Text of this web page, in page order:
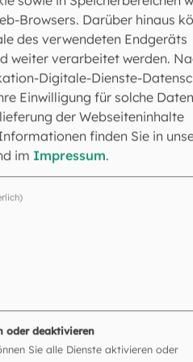
kostenfreien offenen NFP-
Dienstag des Monats von
auch ganz spontan
Fragen.
Natürliche
Browsers. Darüber hinaus
des verwendeten Endgeräts
weiter verarbeitet werden.
Digitale-Dienste-
Einwilligung für solche
der Webseiteninhalte
finden Sie in
im Impressum.
oder deaktivieren
Sie alle Dienste aktivieren oder